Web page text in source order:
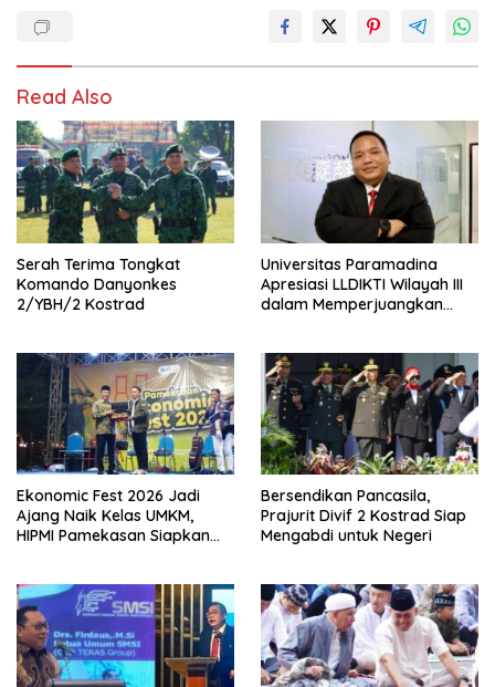
Read Also
Serah Terima Tongkat
Komando Danyonkes
2/YBH/2 Kostrad
Universitas Paramadina
Apresiasi LLDIKTI Wilayah III
dalam Memperjuangkan
Ekonomic Fest 2026 Jadi
Ajang Naik Kelas UMKM,
HIPMI Pamekasan Siapkan
Bersendikan Pancasila,
Prajurit Divif 2 Kostrad Siap
Mengabdi untuk Negeri